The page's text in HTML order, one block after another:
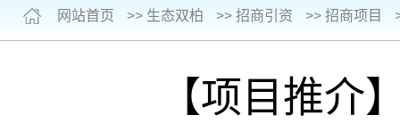
网站首页 >> 生态双柏 >> 招商引资 >> 招商项目
【项目推介